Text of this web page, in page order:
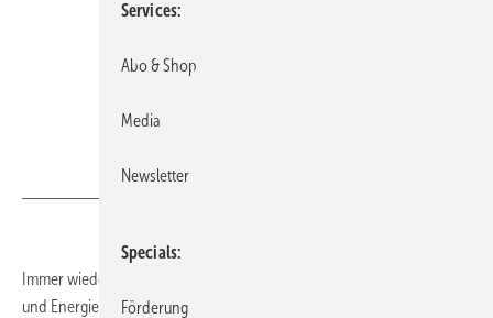
Immer wieder tauchen selbst bei erfahrenen Energieberaterinnen
und Energieberatern neue Fragestellungen auf, die sie nicht ad hoc
Services
Abo & Shop
Media
Newsletter
Specials
Förderung